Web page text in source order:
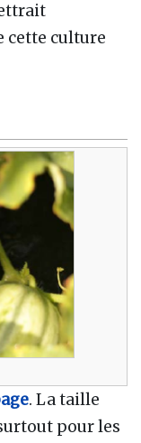
cette culture
. La taille
pour les